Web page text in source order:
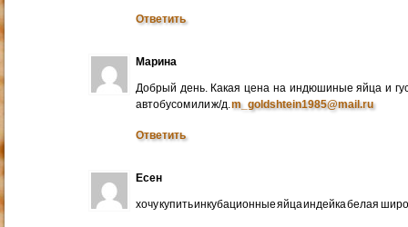
Ответить
Марина
Добрый день. Какая цена на индюшиные яйца и
автобусом или ж/д.m_goldshtein1985@mail.ru
Ответить
Есен
хочу купить инкубационные яйца индейка белая